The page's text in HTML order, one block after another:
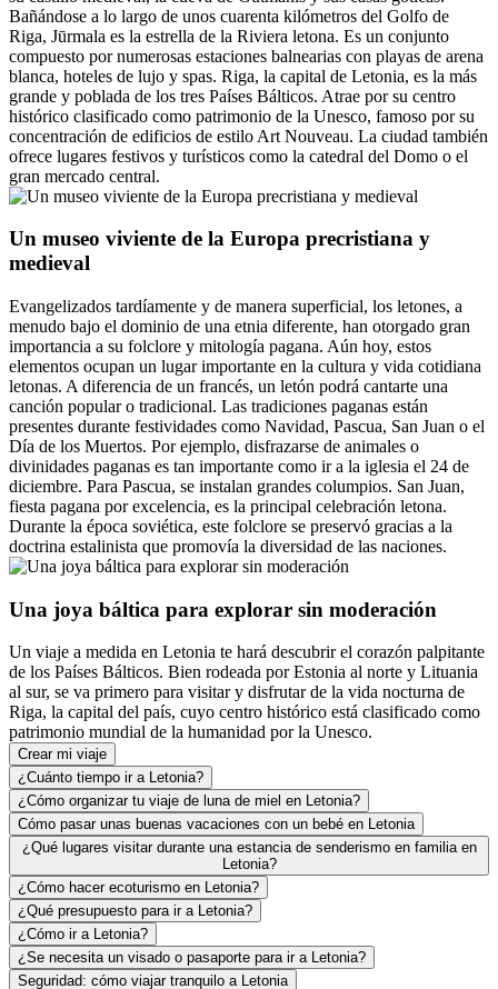
Bañándose a lo largo de unos cuarenta kilómetros del Golfo de
Riga, Jūrmala es la estrella de la Riviera letona. Es un conjunto
compuesto por numerosas estaciones balnearias con playas de arena
blanca, hoteles de lujo y spas. Riga, la capital de Letonia, es la más
grande y poblada de los tres Países Bálticos. Atrae por su centro
histórico clasificado como patrimonio de la Unesco, famoso por su
concentración de edificios de estilo Art Nouveau. La ciudad también
ofrece lugares festivos y turísticos como la catedral del Domo o el
gran mercado central.
Un museo viviente de la Europa precristiana y
medieval
Evangelizados tardíamente y de manera superficial, los letones, a
menudo bajo el dominio de una etnia diferente, han otorgado gran
importancia a su folclore y mitología pagana. Aún hoy, estos
elementos ocupan un lugar importante en la cultura y vida cotidiana
letonas. A diferencia de un francés, un letón podrá cantarte una
canción popular o tradicional. Las tradiciones paganas están
presentes durante festividades como Navidad, Pascua, San Juan o el
Día de los Muertos. Por ejemplo, disfrazarse de animales o
divinidades paganas es tan importante como ir a la iglesia el 24 de
diciembre. Para Pascua, se instalan grandes columpios. San Juan,
fiesta pagana por excelencia, es la principal celebración letona.
Durante la época soviética, este folclore se preservó gracias a la
doctrina estalinista que promovía la diversidad de las naciones.
Una joya báltica para explorar sin moderación
Un viaje a medida en Letonia te hará descubrir el corazón palpitante
de los Países Bálticos. Bien rodeada por Estonia al norte y Lituania
al sur, se va primero para visitar y disfrutar de la vida nocturna de
Riga, la capital del país, cuyo centro histórico está clasificado como
patrimonio mundial de la humanidad por la Unesco.
Crear mi viaje
¿Cuánto tiempo ir a Letonia?
¿Cómo organizar tu viaje de luna de miel en Letonia?
Cómo pasar unas buenas vacaciones con un bebé en Letonia
¿Qué lugares visitar durante una estancia de senderismo en familia en
Letonia?
¿Cómo hacer ecoturismo en Letonia?
¿Qué presupuesto para ir a Letonia?
¿Cómo ir a Letonia?
¿Se necesita un visado o pasaporte para ir a Letonia?
Seguridad: cómo viajar tranquilo a Letonia